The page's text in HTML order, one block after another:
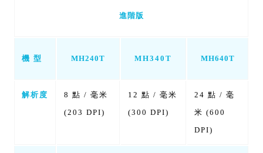
進階版
機 型 MH240T MH340T MH640T
解析度
8 點 / 毫米
(203 DPI)
12 點 / 毫米
(300 DPI)
24 點 / 毫
米 (600
DPI)